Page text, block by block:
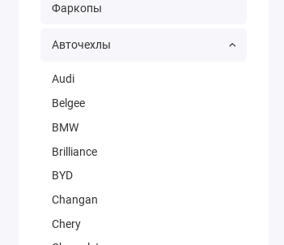
Фаркопы
Авточехлы
Audi
Belgee
BMW
Brilliance
BYD
Changan
Chery